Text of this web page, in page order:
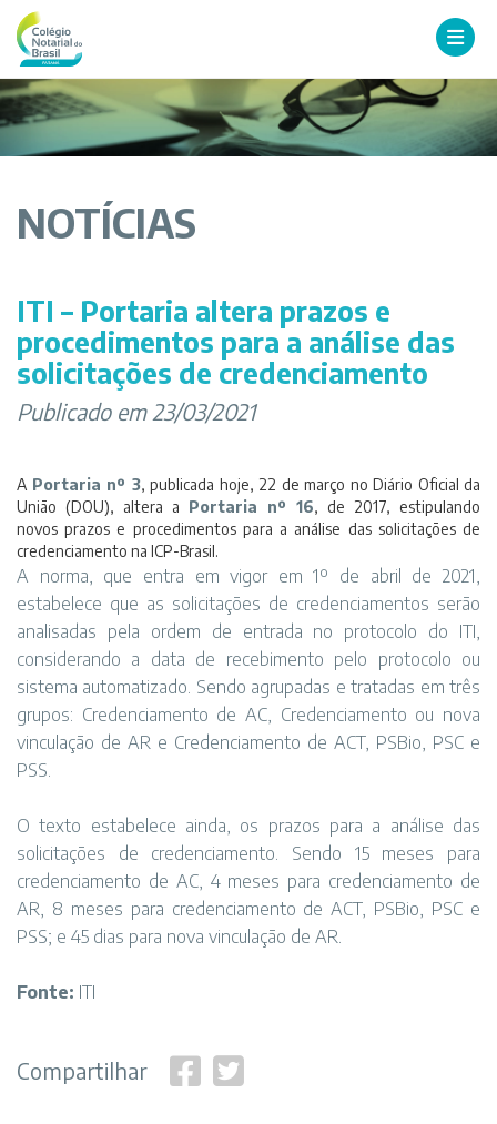
NOTÍCIAS
ITI – Portaria altera prazos e
procedimentos para a análise das
solicitações de credenciamento
Publicado em 23/03/2021
A Portaria nº 3, publicada hoje, 22 de março no Diário Oficial da
União (DOU), altera a Portaria nº 16, de 2017, estipulando
novos prazos e procedimentos para a análise das solicitações de
credenciamento na ICP-Brasil.
A norma, que entra em vigor em 1º de abril de 2021,
estabelece que as solicitações de credenciamentos serão
analisadas pela ordem de entrada no protocolo do ITI,
considerando a data de recebimento pelo protocolo ou
sistema automatizado. Sendo agrupadas e tratadas em três
grupos: Credenciamento de AC, Credenciamento ou nova
vinculação de AR e Credenciamento de ACT, PSBio, PSC e
PSS.
O texto estabelece ainda, os prazos para a análise das
solicitações de credenciamento. Sendo 15 meses para
credenciamento de AC, 4 meses para credenciamento de
AR, 8 meses para credenciamento de ACT, PSBio, PSC e
PSS; e 45 dias para nova vinculação de AR.
Fonte: ITI
Compartilhar